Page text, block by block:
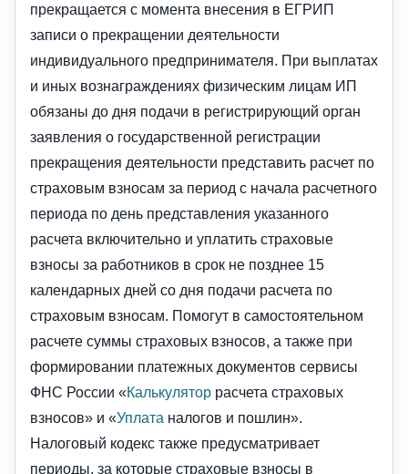
прекращается с момента внесения в ЕГРИП
записи о прекращении деятельности
индивидуального предпринимателя. При выплатах
и иных вознаграждениях физическим лицам ИП
обязаны до дня подачи в регистрирующий орган
заявления о государственной регистрации
прекращения деятельности представить расчет по
страховым взносам за период с начала расчетного
периода по день представления указанного
расчета включительно и уплатить страховые
взносы за работников в срок не позднее 15
календарных дней со дня подачи расчета по
страховым взносам. Помогут в самостоятельном
расчете суммы страховых взносов, а также при
формировании платежных документов сервисы
ФНС России «Калькулятор расчета страховых
взносов» и «Уплата налогов и пошлин».
Налоговый кодекс также предусматривает
периоды, за которые страховые взносы в